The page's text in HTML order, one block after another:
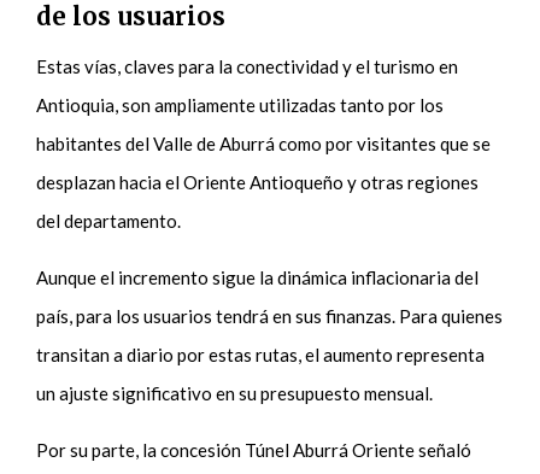
de los usuarios
Estas vías, claves para la conectividad y el turismo en
Antioquia, son ampliamente utilizadas tanto por los
habitantes del Valle de Aburrá como por visitantes que se
desplazan hacia el Oriente Antioqueño y otras regiones
del departamento.
Aunque el incremento sigue la dinámica inflacionaria del
país, para los usuarios tendrá en sus finanzas. Para quienes
transitan a diario por estas rutas, el aumento representa
un ajuste significativo en su presupuesto mensual.
Por su parte, la concesión Túnel Aburrá Oriente señaló